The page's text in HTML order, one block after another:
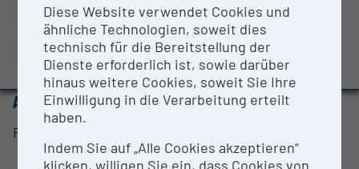
BMBWF-Forschungsinfrastruktur-Datenbank:
Evaluierungsstudie 2022
Auszeichnungen und Pressemeldungen
OES oder ICP-MS). Messung des hydrodynamischen
Durchmessers, Partikelgrößenverteilungen und
eigenschaften-spezifische Größenverteilungen
(bezogen z.B. auf ein bestimmtes Element).
ANSPRECHPERSON
Frank von der Kammer
Diese Website verwendet Cookies und
ähnliche Technologien, soweit dies
technisch für die Bereitstellung der
Dienste erforderlich ist, sowie darüber
hinaus weitere Cookies, soweit Sie Ihre
Einwilligung in die Verarbeitung erteilt
haben.
Indem Sie auf „Alle Cookies akzeptieren“
klicken, willigen Sie ein, dass Cookies von